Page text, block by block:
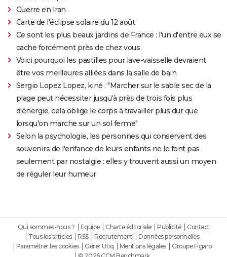
Guerre en Iran
Carte de l'éclipse solaire du 12 août
Ce sont les plus beaux jardins de France : l'un d'entre eux se
cache forcément près de chez vous
Voici pourquoi les pastilles pour lave-vaisselle devraient
être vos meilleures alliées dans la salle de bain
Sergio Lopez Lopez, kiné : "Marcher sur le sable sec de la
plage peut nécessiter jusqu'à près de trois fois plus
d'énergie, cela oblige le corps à travailler plus dur que
lorsqu'on marche sur un sol ferme"
Selon la psychologie, les personnes qui conservent des
souvenirs de l'enfance de leurs enfants ne le font pas
seulement par nostalgie : elles y trouvent aussi un moyen
de réguler leur humeur
Qui sommes-nous ? Equipe Charte éditoriale Publicité
Contact
Tous les articles
RSS Recrutement
Données personnelles
Paramétrer les cookies
Gérer Utiq Mentions légales
Groupe Figaro